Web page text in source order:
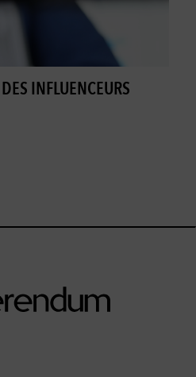
INFLUENCEURS